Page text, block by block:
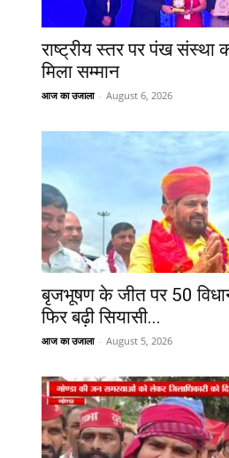
राष्ट्रीय स्तर पर पंख संस्था
मिला सम्मान
आज का उजाला - August 6, 2026
बृजभूषण के जीत पर 50
फिर बढ़ी सियासी...
आज का उजाला - August 5, 2026